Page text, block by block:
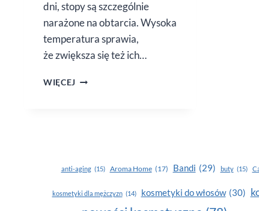
dni, stopy są szczególnie
narażone na obtarcia. Wysoka
temperatura sprawia,
że zwiększa się też ich…
WIĘCEJ CODZIENNA
anti-aging (15) Aroma Home (17) Bandi (29) buty (15)
kosmetyki dla mężczyzn (14) kosmetyki do włosów (30)